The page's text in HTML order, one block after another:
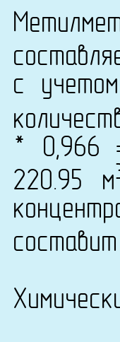
с
* 0,966
220.95 м